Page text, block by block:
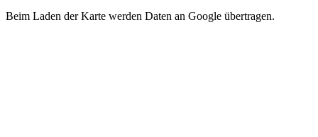
Beim Laden der Karte werden Daten an Google übertragen.